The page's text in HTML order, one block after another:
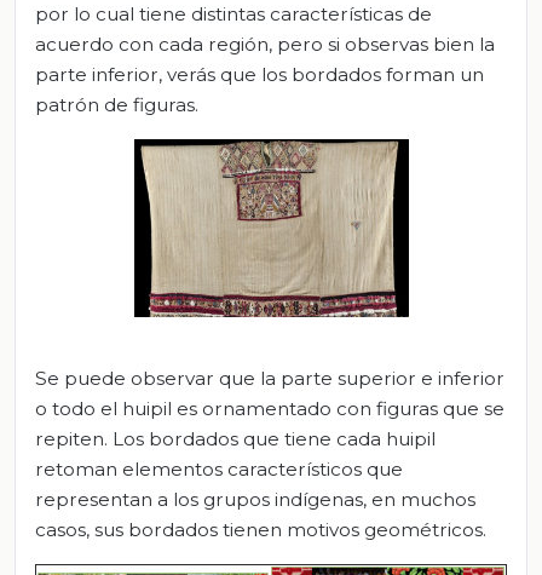
por lo cual tiene distintas características de
acuerdo con cada región, pero si observas bien la
parte inferior, verás que los bordados forman un
patrón de figuras.
Se puede observar que la parte superior e inferior
o todo el huipil es ornamentado con figuras que se
repiten. Los bordados que tiene cada huipil
retoman elementos característicos que
representan a los grupos indígenas, en muchos
casos, sus bordados tienen motivos geométricos.